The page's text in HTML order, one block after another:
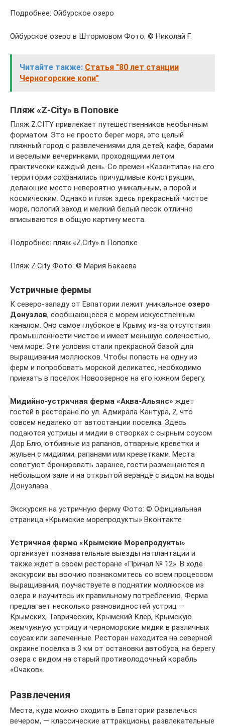
Подробнее: Ойбурское озеро
Ойбурское озеро в Штормовом Фото: © Николай F.
Читайте также: Статья "80 лет станции
Черногорские копи"
Пляж «Z-City» в Поповке
Пляж Z.CITY привлекает путешественников необычным
форматом. Это не просто берег моря, это целый
пляжный город с развлечениями для детей, кафе, барами
и веселыми вечеринками, проходящими летом
практически каждый день. Со времен «Казантипа» на его
территории сохранились причудливые конструкции,
делающие место невероятно уникальным, а порой и
космическим. Однако и пляж здесь прекрасный: чистое
море, пологий заход и мелкий белый песок отлично
вписываются в общую картину места.
Подробнее: пляж «Z.City» в Поповке
Пляж Z.City Фото: © Мария Бакаева
Устричные фермы
К северо-западу от Евпатории лежит уникальное озеро
Донузлав, сообщающееся с морем искусственным
каналом. Оно самое глубокое в Крыму, из-за отсутствия
промышленности чистое и имеет меньшую соленостью,
чем море. Эти условия стали прекрасной базой для
выращивания моллюсков. Чтобы попасть на одну из
ферм и попробовать морской деликатес, необходимо
приехать в поселок Новоозерное на его южном берегу.
Мидийно-устричная ферма «Аква-Альянс» ждет
гостей в ресторане по ул. Адмирала Кантура, 2, что
совсем недалеко от автостанции поселка. Здесь
подаются устрицы и мидии в створках с сырным соусом
Дор Блю, отбивные из рапанов, отварные креветки и
жульен с мидиями, рапанами или креветками. Места
советуют бронировать заранее, гости размещаются в
небольшом зале и на открытой веранде с видом на воды
Донузлава.
Экскурсия на устричную ферму Фото: © Официальная
страница «Крымские морепродукты» Вконтакте
Устричная ферма «Крымские Морепродукты»
организует познавательные выезды на плантации и
также ждет в своем ресторане «Причал № 12». В ходе
экскурсии вы воочию познакомитесь со всем процессом
выращивания, поучаствуете в поднятии моллюсков из
озера и научитесь их правильному потреблению. Ферма
предлагает несколько разновидностей устриц —
Крымских, Таврических, Крымский Клер, Крымскую
жемчужную устрицу и черноморские мидии в различных
соусах или запеченные. Ресторан находится на северной
окраине поселка в 3 км от остановки автобуса, на берегу
озера с видом на старый противолодочный корабль
«Очаков».
Развлечения
Места, куда можно сходить в Евпатории развлечься
вечером, — классические аттракционы, развлекательные